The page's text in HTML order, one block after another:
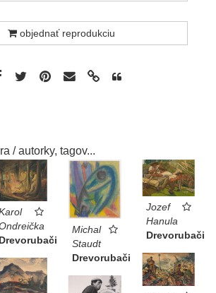
objednať reprodukciu
/ autorky, tagov...
Drevorubači
Michal
Staudt
Drevorubači
Jozef
Hanula
Drevorubači